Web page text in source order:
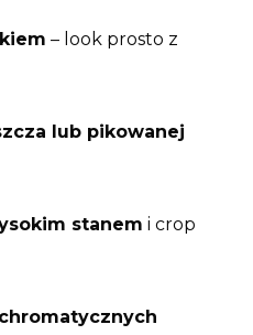
– look prosto z
lub pikowanej
stanem i crop